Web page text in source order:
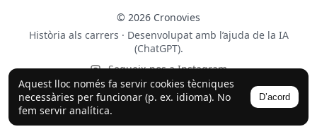
Aquest lloc només fa servir cookies tècniques
necessàries per funcionar (p. ex. idioma). No
fem servir analítica.
D’acord
© 2026 Cronovies
Història als carrers · Desenvolupat amb l’ajuda de la IA
(ChatGPT).
Segueix-nos a Instagram